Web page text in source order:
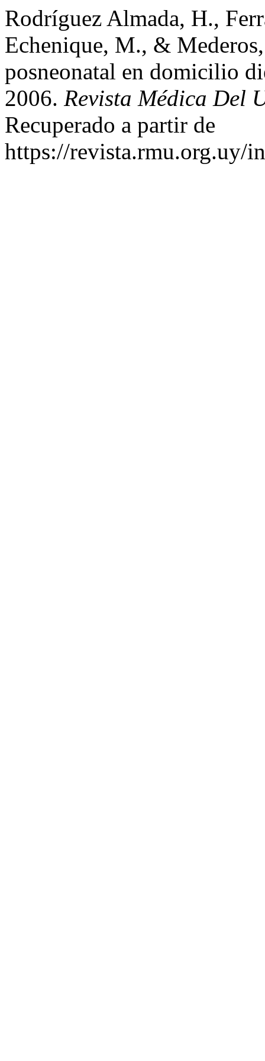
Rodríguez Almada, H.,
Echenique, M., &
posneonatal en domicilio
2006. Revista Médica Del
Recuperado a partir de
https://revista.rmu.org.uy/